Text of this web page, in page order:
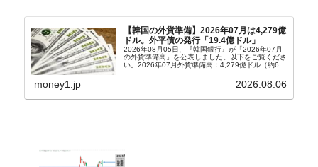
【韓国の外貨準備】2026年07月は4,279億
ドル。外平債の発行「19.4億ドル」
2026年08月05日、『韓国銀行』が「2026年07月
の外貨準備高」を公表しました。以下をご覧くださ
い。2026年07月外貨準備高：4,279億ドル（約67
money1.jp 2026.08.06